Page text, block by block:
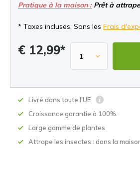
Pratique à la maison :Prêt à
* Taxes incluses, Sans les Frais
€ 12,99*
Livré dans toute l'UE
Croissance garantie à 100%.
Large gamme de plantes
Attrape les insectes : dans la